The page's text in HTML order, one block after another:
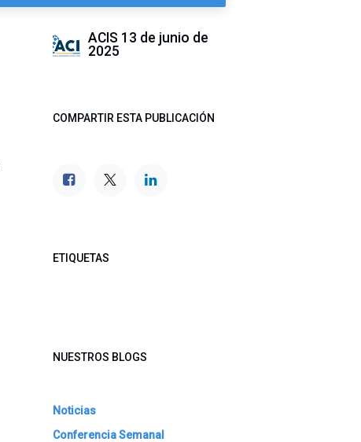
ACIS 13 de junio de
2025
COMPARTIR ESTA PUBLICACIÓN
ETIQUETAS
NUESTROS BLOGS
Noticias
Conferencia Semanal